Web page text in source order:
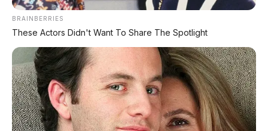
BRAINBERRIES
These Actors Didn't Want To Share The Spotlight